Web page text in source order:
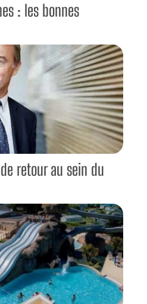
: les bonnes
retour au sein du